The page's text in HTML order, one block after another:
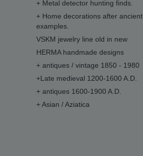
+ Metal detector hunting finds.
+ Home decorations after ancient
examples.
VSKM jewelry line old in new
HERMA handmade designs
+ antiques / vintage 1850 - 1980
+Late medieval 1200-1600 A.D.
+ antiques 1600-1900 A.D.
+ Asian / Aziatica